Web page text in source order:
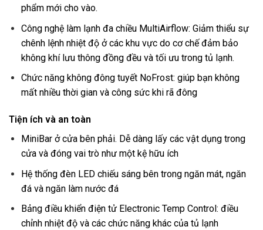
phẩm mới cho vào.
Công nghệ làm lạnh đa chiều MultiAirflow: Giảm thiểu sự
chênh lệnh nhiệt độ ở các khu vực do cơ chế đảm bảo
không khí lưu thông đồng đều và tối ưu trong tủ lạnh.
Chức năng không đông tuyết NoFrost: giúp bạn không
mất nhiều thời gian và công sức khi rã đông
Tiện ích và an toàn
MiniBar ở cửa bên phải. Dễ dàng lấy các vật dụng trong
cửa và đóng vai trò như một kệ hữu ích
Hệ thống đèn LED chiếu sáng bên trong ngăn mát, ngăn
đá và ngăn làm nước đá
Bảng điều khiển điện tử Electronic Temp Control: điều
chỉnh nhiệt độ và các chức năng khác của tủ lạnh